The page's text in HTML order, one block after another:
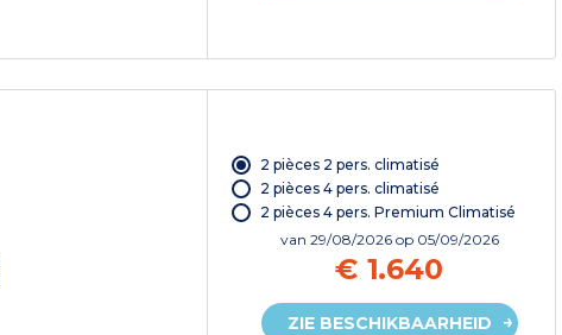
2 pièces 2 pers. climatisé
2 pièces 4 pers. climatisé
2 pièces 4 pers. Premium Climatisé
van 29/08/2026 op 05/09/2026
€ 1.640
ZIE BESCHIKBAARHEID